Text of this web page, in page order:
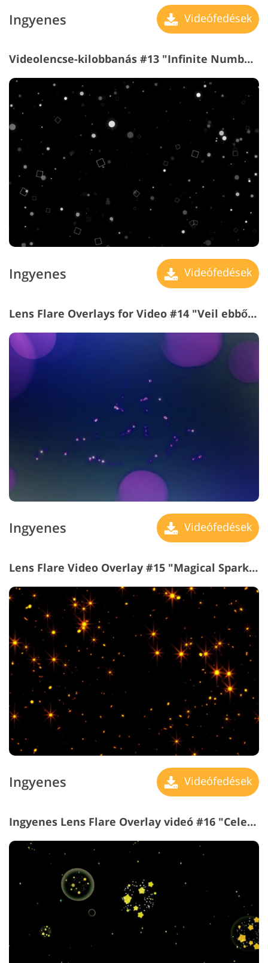
Ingyenes Videófedések
Videolencse-kilobbanás #13 "Infinite Numbers"
Ingyenes Videófedések
Lens Flare Overlays for Video #14 "Veil ebből Mystery"
Ingyenes Videófedések
Lens Flare Video Overlay #15 "Magical Sparkles"
Ingyenes Videófedések
Ingyenes Lens Flare Overlay videó #16 "Celestial Spheres"